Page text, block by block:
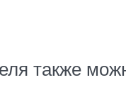
также